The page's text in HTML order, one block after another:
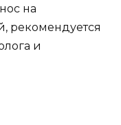
на
рекомендуется
и